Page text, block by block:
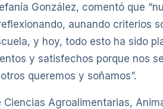
González, comentó que
aunando criterios
y hoy, todo esto ha sido
y satisfechos porque nos
queremos y soñamos”.
Agroalimentarias,